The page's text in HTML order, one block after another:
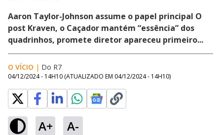
Aaron Taylor-Johnson assume o papel principal O
post Kraven, o Caçador mantém “essência” dos
quadrinhos, promete diretor apareceu primeiro...
O VÍCIO | Do R7
04/12/2024 - 14H10 (ATUALIZADO EM 04/12/2024 - 14H10)
A+ A-